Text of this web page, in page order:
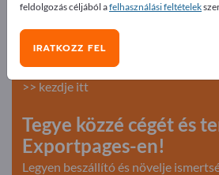
Hirdessen ingyen az
en!
Keresés – Ajánlatok – Használt áruk
>> kezdje itt
Tegye közzé cégét és
Exportpages-en!
Legyen beszállító és növelje
feldolgozás céljából afelhasználási feltételek
IRATKOZZ FEL